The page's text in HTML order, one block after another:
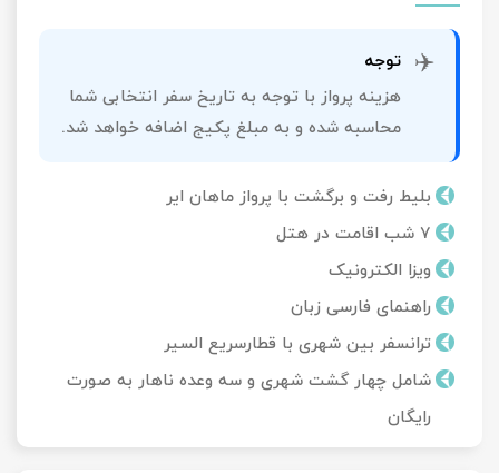
✈️
توجه
هزینه پرواز با توجه به تاریخ سفر انتخابی شما
محاسبه شده و به مبلغ پکیج اضافه خواهد شد.
بلیط رفت و برگشت با پرواز ماهان ایر
7 شب اقامت در هتل
ویزا الکترونیک
راهنمای فارسی زبان
ترانسفر بین شهری با قطارسریع السیر
شامل چهار گشت شهری و سه وعده ناهار به صورت
رایگان